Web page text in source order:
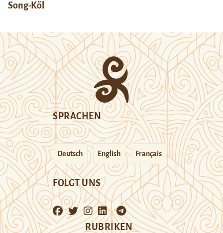
Song-Köl
SPRACHEN
Deutsch English Français
FOLGT UNS
RUBRIKEN